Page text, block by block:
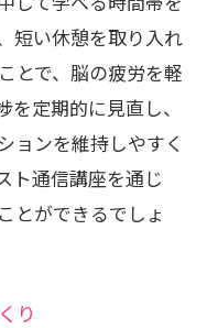
短い休憩を取り入れ
とで、脳の疲労を軽
定期的に見直し、
ョンを維持しやすく
ト通信講座を通じ
とができるでしょ
り